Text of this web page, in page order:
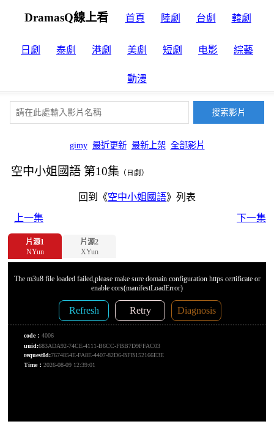
DramasQ線上看 首頁 陸劇 台劇 韓劇
日劇 泰劇 港劇 美劇 短劇 电影 綜藝
動漫
gimy 最近更新 最新上架 全部影片
空中小姐國語 第10集 （日劇）
回到《空中小姐國語》列表
上一集
下一集
片源1
NYun
片源2
XYun